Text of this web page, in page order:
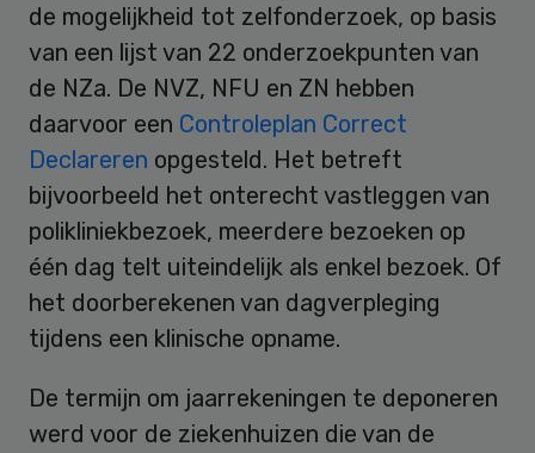
de mogelijkheid tot zelfonderzoek, op basis
van een lijst van 22 onderzoekpunten van
de NZa. De NVZ, NFU en ZN hebben
daarvoor een Controleplan Correct
Declareren opgesteld. Het betreft
bijvoorbeeld het onterecht vastleggen van
polikliniekbezoek, meerdere bezoeken op
één dag telt uiteindelijk als enkel bezoek. Of
het doorberekenen van dagverpleging
tijdens een klinische opname.
De termijn om jaarrekeningen te deponeren
werd voor de ziekenhuizen die van de